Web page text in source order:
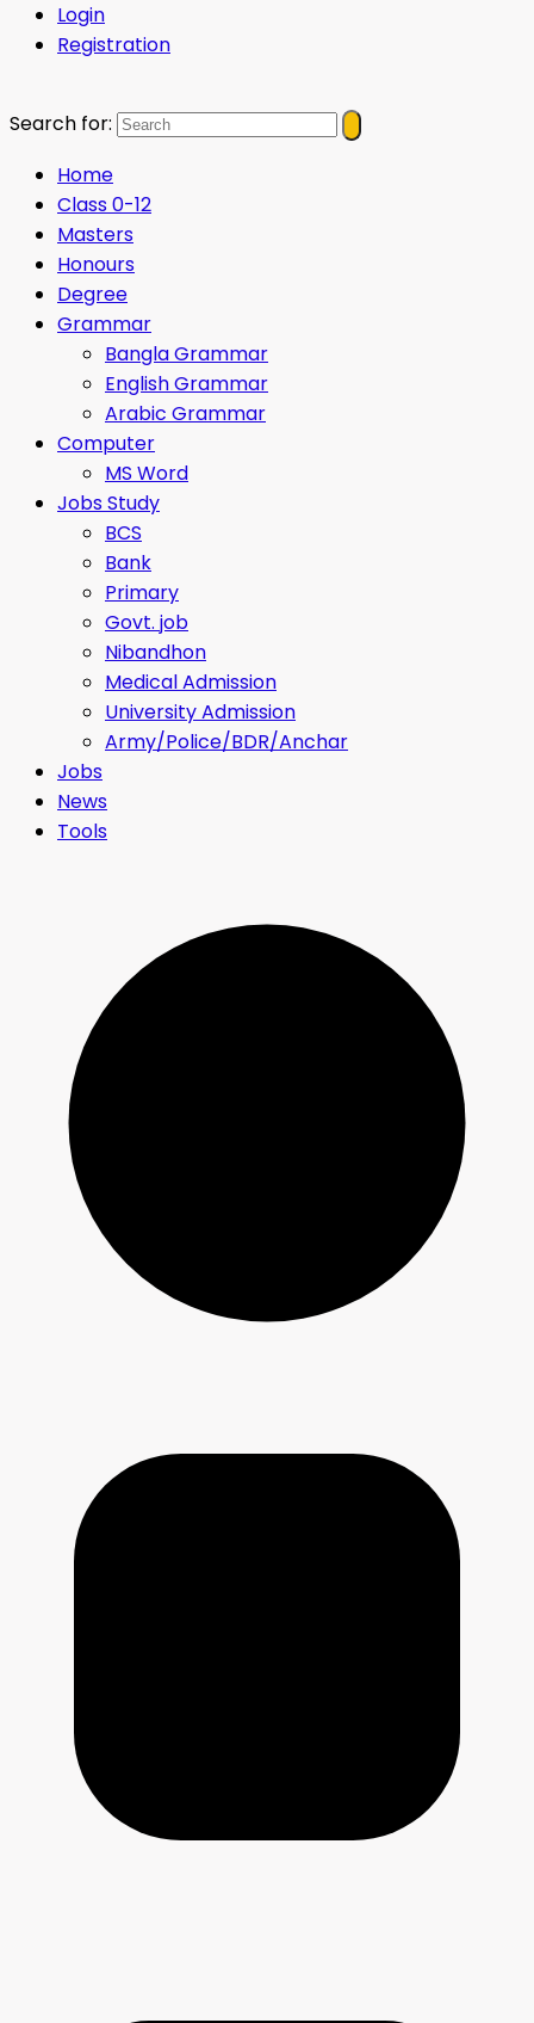
Login
Registration
Search for:
Home
Class 0-12
Masters
Honours
Degree
Grammar
Bangla Grammar
English Grammar
Arabic Grammar
Computer
MS Word
Jobs Study
BCS
Bank
Primary
Govt. job
Nibandhon
Medical Admission
University Admission
Army/Police/BDR/Anchar
Jobs
News
Tools